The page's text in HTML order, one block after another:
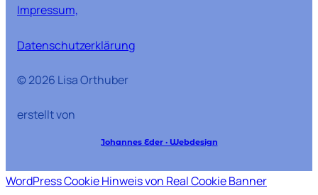
Impressum,
Datenschutzerklärung
© 2026 Lisa Orthuber
erstellt von
Johannes Eder · Webdesign
WordPress Cookie Hinweis von Real Cookie Banner